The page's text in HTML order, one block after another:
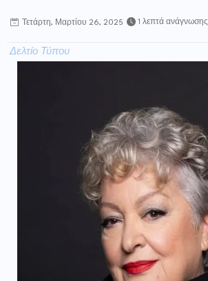
Τετάρτη, Μαρτίου 26, 2025 1 λεπτά ανάγνωσης
Δελτίο Τύπου